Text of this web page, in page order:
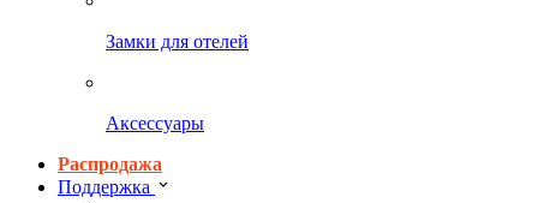
Замки для отелей
Аксессуары
Распродажа
Поддержка